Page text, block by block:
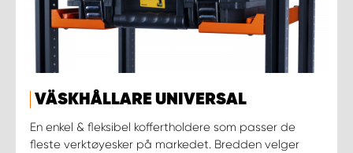
VÄSKHÅLLARE UNIVERSAL
En enkel & fleksibel koffertholdere som passer de
fleste verktøyesker på markedet. Bredden velger